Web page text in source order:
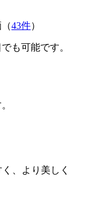
43件）
も可能です。
、より美しく